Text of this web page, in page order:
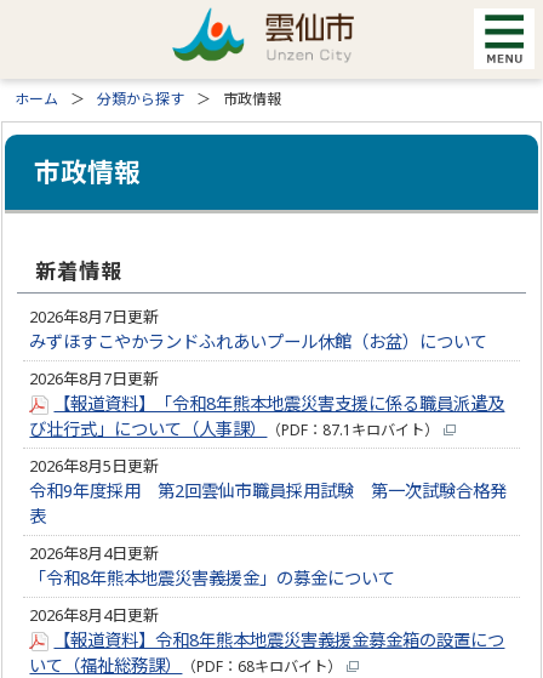
ホーム 分類から探す 市政情報
市政情報
新着情報
2026年8月7日更新
みずほすこやかランドふれあいプール休館（お盆）について
2026年8月7日更新
【報道資料】「令和8年熊本地震災害支援に係る職員派遣及
び壮行式」について（人事課）
（PDF：87.1キロバイト）
2026年8月5日更新
令和9年度採用 第2回雲仙市職員採用試験 第一次試験合格発
表
2026年8月4日更新
「令和8年熊本地震災害義援金」の募金について
2026年8月4日更新
【報道資料】令和8年熊本地震災害義援金募金箱の設置につ
いて（福祉総務課）
（PDF：68キロバイト）